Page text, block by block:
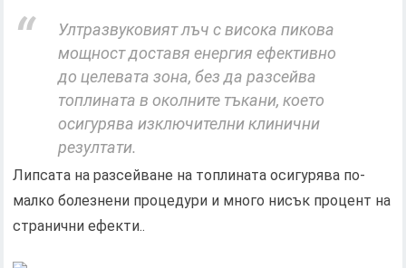
Ултразвуковият лъч с висока пикова
мощност доставя енергия ефективно
до целевата зона, без да разсейва
топлината в околните тъкани, което
осигурява изключителни клинични
резултати.
Липсата на разсейване на топлината осигурява по-
малко болезнени процедури и много нисък процент на
странични ефекти..